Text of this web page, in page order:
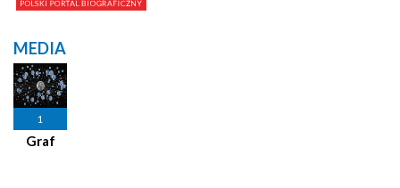
MEDIA
1
Graf